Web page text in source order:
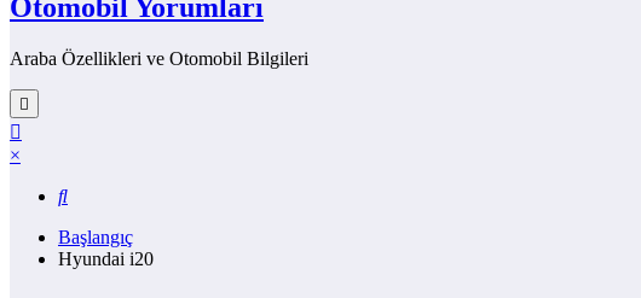
Otomobil Yorumları
Araba Özellikleri ve Otomobil Bilgileri
×
Başlangıç
Hyundai i20